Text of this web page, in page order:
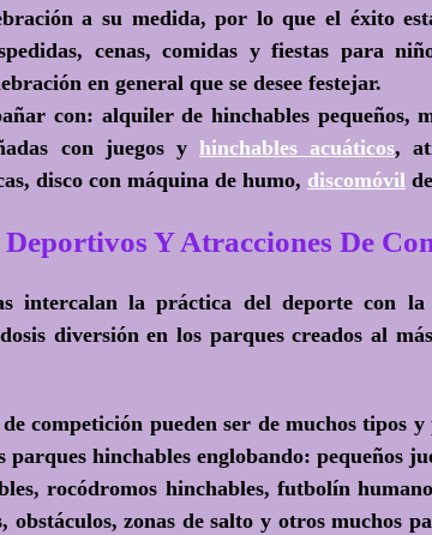
a su medida, por lo que el éxito
cenas, comidas y fiestas para
en general que se desee festejar.
con: alquiler de hinchables pequeños,
con juegos y hinchables acuáticos,
disco con máquina de humo, discomóvil
Y Atracciones De
intercalan la práctica del deporte con
diversión en los parques creados al
competición pueden ser de muchos tipos
hinchables englobando: pequeños
rocódromos hinchables, futbolín
obstáculos, zonas de salto y otros muchos